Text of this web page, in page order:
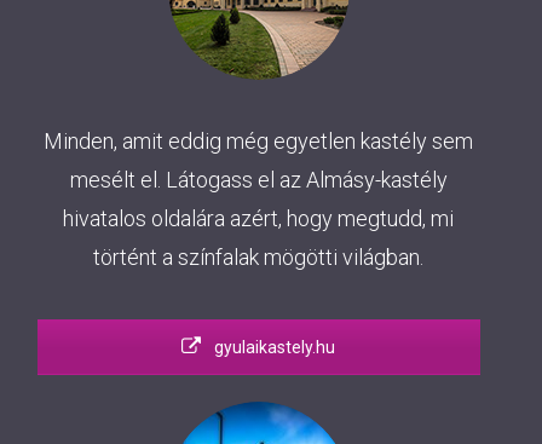
Minden, amit eddig még egyetlen kastély sem
mesélt el. Látogass el az Almásy-kastély
hivatalos oldalára azért, hogy megtudd, mi
történt a színfalak mögötti világban.
gyulaikastely.hu